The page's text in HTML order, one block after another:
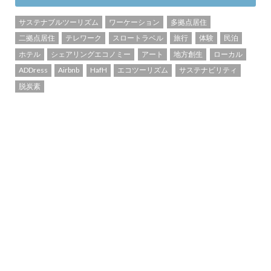
サステナブルツーリズム ワーケーション
多拠点居住
二拠点居住
テレワーク スロートラベル 旅行 体験
民泊
ホテル
シェアリングエコノミー アート 地方創生
ローカル
ADDress
Airbnb HafH エコツーリズム
サステナビリティ
脱炭素